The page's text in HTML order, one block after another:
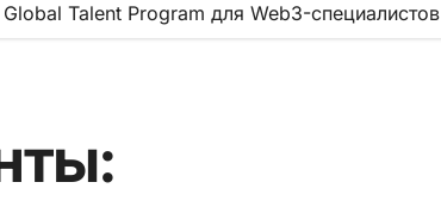
Talent Program для Web3-специалистов